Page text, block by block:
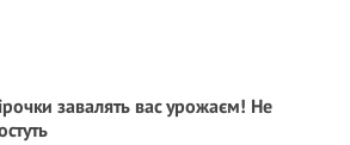
завалять вас урожаєм! Не